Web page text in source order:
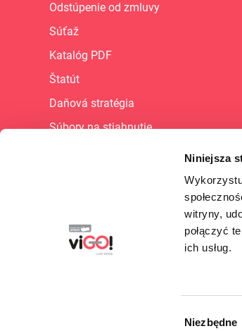
Niniejsza
witryny,
połączyć
ich usług.
Niezbędne
Odstúpenie od zmluvy
Súťaž
Katalóg PDF
Štatút
Daňová stratégia
Súbory na stiahnutie
Portál dodávateľov
B2B - dlaczego warto?